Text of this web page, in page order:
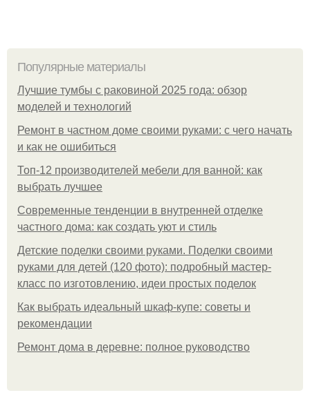
Популярные материалы
Лучшие тумбы с раковиной 2025 года: обзор
моделей и технологий
Ремонт в частном доме своими руками: с чего начать
и как не ошибиться
Топ-12 производителей мебели для ванной: как
выбрать лучшее
Современные тенденции в внутренней отделке
частного дома: как создать уют и стиль
Детские поделки своими руками. Поделки своими
руками для детей (120 фото): подробный мастер-
класс по изготовлению, идеи простых поделок
Как выбрать идеальный шкаф-купе: советы и
рекомендации
Ремонт дома в деревне: полное руководство